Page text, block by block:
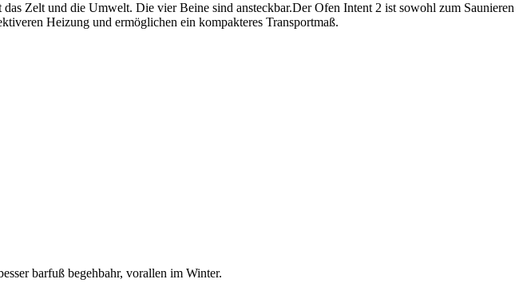
Zelt und die Umwelt. Die vier Beine sind ansteckbar.Der Ofen Intent 2 ist sowohl zum Saunieren
Heizung und ermöglichen ein kompakteres Transportmaß.
barfuß begehbahr, vorallen im Winter.